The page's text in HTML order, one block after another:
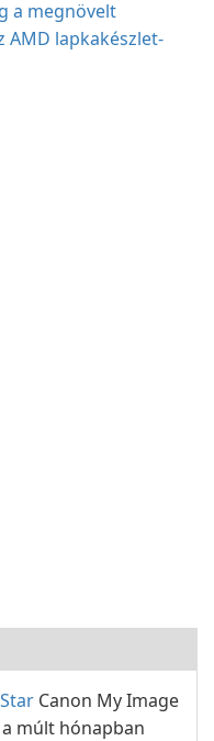
a megnövelt
AMD lapkakészlet-
Canon My Image
múlt hónapban